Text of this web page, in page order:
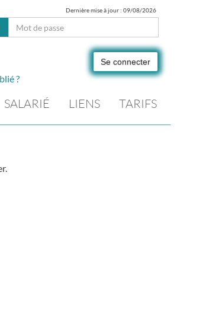
Dernière mise à jour : 09/08/2026
Se connecter
?
SALARIÉ LIENS TARIFS